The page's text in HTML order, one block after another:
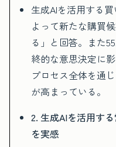
生成AIを活用する
よって新たな購買
る」と回答。また
終的な意思決定に
プロセス全体を通
が高まっている。
2. 生成AIを活用する
を実感